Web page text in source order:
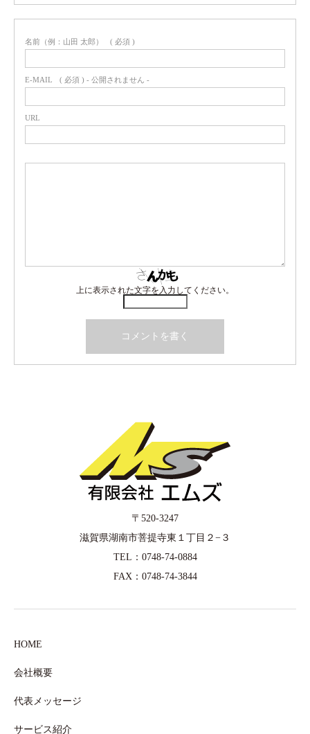
名前（例：山田 太郎） ( 必須 )
E-MAIL ( 必須 ) - 公開されません -
URL
上に表示された文字を入力してください。
〒520-3247
滋賀県湖南市菩提寺東１丁目２−３
TEL：0748-74-0884
FAX：0748-74-3844
HOME
会社概要
代表メッセージ
サービス紹介